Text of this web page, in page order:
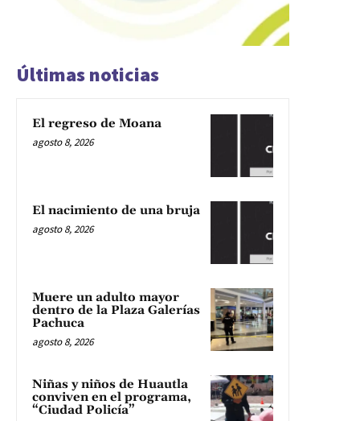
Últimas noticias
El regreso de Moana
agosto 8, 2026
El nacimiento de una bruja
agosto 8, 2026
Muere un adulto mayor
dentro de la Plaza Galerías
Pachuca
agosto 8, 2026
Niñas y niños de Huautla
conviven en el programa,
“Ciudad Policía”